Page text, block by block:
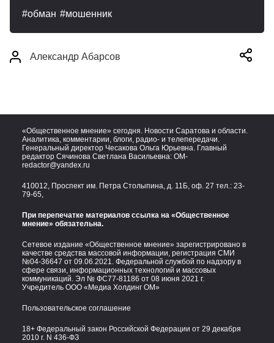
обман мошенник
Александр Абарсов
«Общественное мнение» сегодня. Новости Саратова и области.
Аналитика, комментарии, блоги, радио- и телепередачи.
Генеральный директор Чесакова Ольга Юрьевна. Главный
редактор Сячинова Светлана Васильевна: OM-
redactor@yandex.ru
410012, Проспект им. Петра Столыпина, д. 11Б, оф. 27 тел.: 23-
79-65,
При перепечатке материалов ссылка на «Общественное
мнение» обязательна.
Сетевое издание «Общественное мнение» зарегистрировано в
качестве средства массовой информации, регистрация СМИ
№04-36647 от 09.06.2021. Федеральной службой по надзору в
сфере связи, информационных технологий и массовых
коммуникаций. Эл № ФС77-81186 от 08 июня 2021 г.
Учредитель ООО «Медиа Холдинг ОМ»
Пользовательское соглашение
18+ Федеральный закон Российской Федерации от 29 декабря
2010 г. N 436-ФЗ